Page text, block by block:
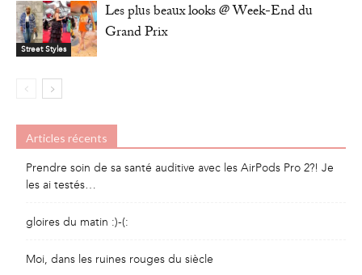
Street Styles
Les plus beaux looks @ Week-End du
Grand Prix
Articles récents
Prendre soin de sa santé auditive avec les AirPods Pro 2?! Je
les ai testés…
gloires du matin :)-(:
Moi, dans les ruines rouges du siècle